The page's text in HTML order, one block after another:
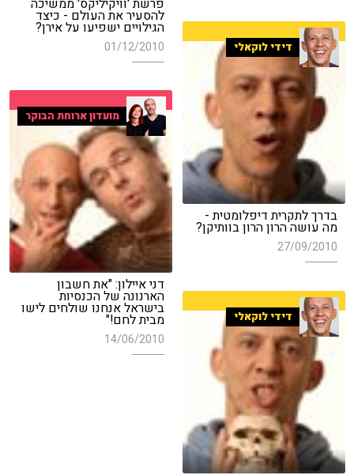
פרשת 'וויקיליקס' ממשיכה
להסעיר את העולם - כיצד
הגילויים ישפיעו על אירן?
01/12/2010 דידי לוקאלי
בדרך לתקרית דיפלומטית -
מה עושה הרון הרון בוותיקן?
27/09/2010
מועדון ארוחת הבוקר
דני איילון: "את חשבון
הארנונה של הכנסיות
בישראל אנחנו שולחים לישו
מבית לחם!"
14/06/2010
דידי לוקאלי